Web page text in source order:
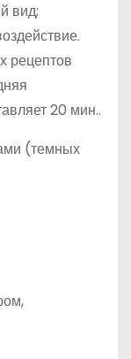
вид;
рецептов
20 мин..
(темных